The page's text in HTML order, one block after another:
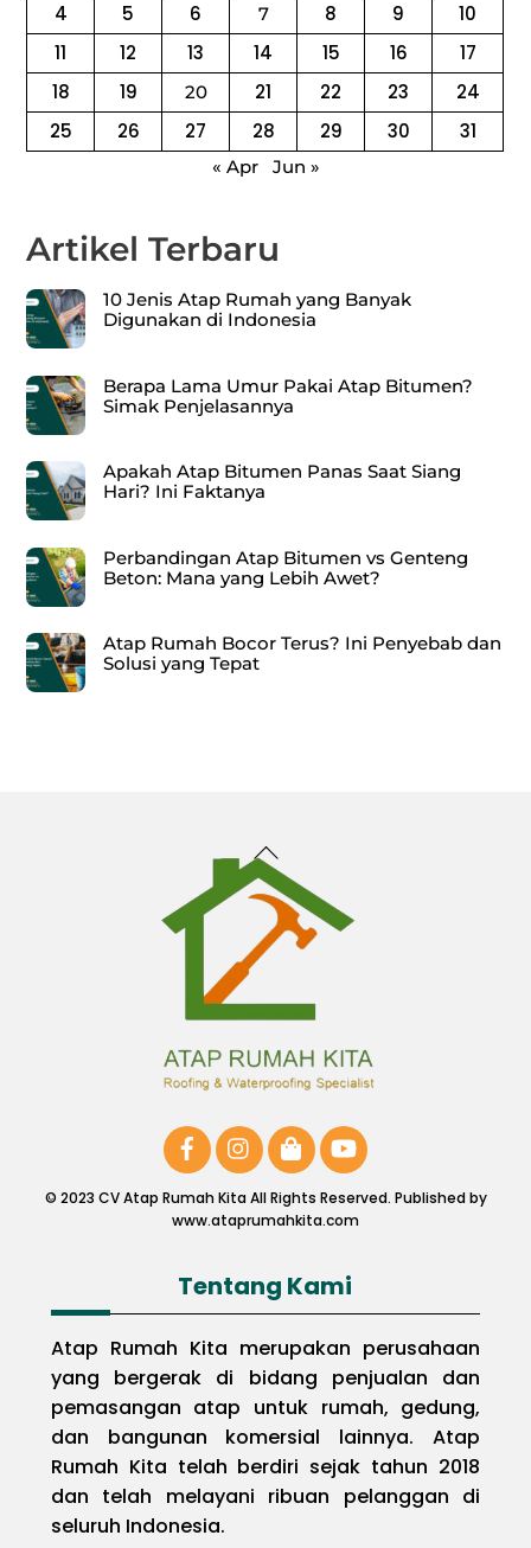
4
5 6 7 8 9
10
11
12 13 14 15 16
17
18
19 20 21 22 23
24
25
26 27 28 29 30 31
« Apr Jun »
Artikel Terbaru
10 Jenis Atap Rumah yang Banyak
Digunakan di Indonesia
Berapa Lama Umur Pakai Atap Bitumen?
Simak Penjelasannya
Apakah Atap Bitumen Panas Saat Siang
Hari? Ini Faktanya
Perbandingan Atap Bitumen vs Genteng
Beton: Mana yang Lebih Awet?
Atap Rumah Bocor Terus? Ini Penyebab dan
Solusi yang Tepat
Back
To
Top
© 2023 CV Atap Rumah Kita All Rights Reserved. Published by
www.ataprumahkita.com
Tentang Kami
Atap Rumah Kita merupakan perusahaan
yang bergerak di bidang penjualan dan
pemasangan atap untuk rumah, gedung,
dan bangunan komersial lainnya. Atap
Rumah Kita telah berdiri sejak tahun 2018
dan telah melayani ribuan pelanggan di
seluruh Indonesia.